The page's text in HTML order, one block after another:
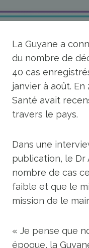
La Guyane a
du nombre de
40 cas
janvier à août.
Santé avait
travers le pays.
Dans une
publication, le Dr
nombre de cas
faible et que le
mission de le
« Je pense que
époque, la